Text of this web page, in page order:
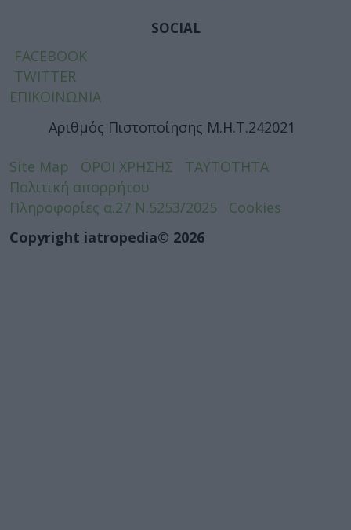
SOCIAL
FACEBOOK
TWITTER
ΕΠΙΚΟΙΝΩΝΙΑ
Αριθμός Πιστοποίησης Μ.Η.Τ.242021
Site Map ΟΡΟΙ ΧΡΗΣΗΣ
ΤΑΥΤΟΤΗΤΑ
Πολιτική απορρήτου
Πληροφορίες α.27 Ν.5253/2025
Cookies
Copyright iatropedia© 2026